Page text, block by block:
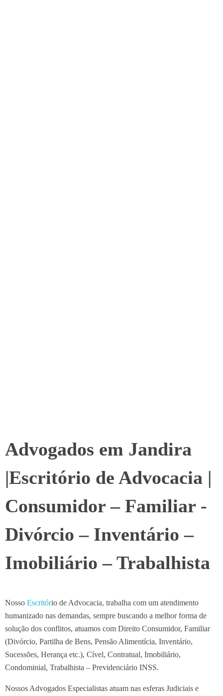
Advogados em Jandira
|Escritório de Advocacia |
Consumidor – Familiar -
Divórcio – Inventário –
Imobiliário – Trabalhista
Nosso Escritório de Advocacia, trabalha com um atendimento
humanizado nas demandas, sempre buscando a melhor forma de
solução dos conflitos, atuamos com Direito Consumidor, Familiar
(Divórcio, Partilha de Bens, Pensão Alimentícia, Inventário,
Sucessões, Herança etc.), Cível, Contratual, Imobiliário,
Condominial, Trabalhista – Previdenciário INSS.
Nossos Advogados Especialistas atuam nas esferas Judiciais e